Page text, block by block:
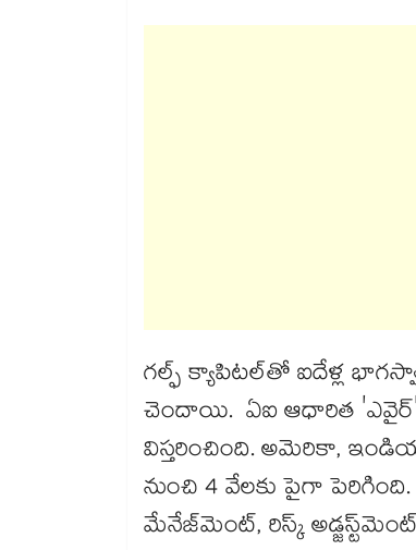
గల్ఫ్ క్యాపిటల్‌‌తో ఐదేళ్ల
చెందాయి. ఏఐ ఆధారిత
విస్తరించింది. అమెరికా,
నుంచి 4 వేలకు పైగా
మేనేజ్‌‌మెంట్, రిస్క్